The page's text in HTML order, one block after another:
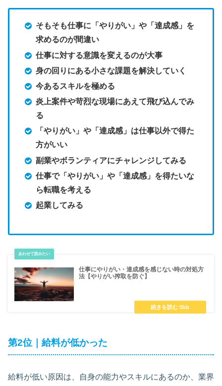
そもそも仕事に「やりがい」や「達成感」を
求めるのが間違い
仕事に対する意識を変えるのが大事
身の回りにある小さな課題を解決していく
今あるスキルを極める
炎上案件や苛烈な現場にあえて飛び込んでみ
る
「やりがい」や「達成感」は仕事以外で得た
方がいい
副業やボランティアにチャレンジしてみる
仕事で「やりがい」や「達成感」を得たいな
ら転職を考える
起業してみる
仕事にやりがい・達成感を感じない時の対処方
法【やりがい搾取を防ぐ】
第2位｜給料が低かった
給料が低い原因は、自身の能力やスキルにあるのか、業界